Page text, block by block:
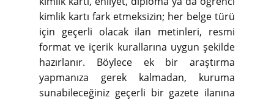
kimlik kartı fark etmeksizin; her belge türü
için geçerli olacak ilan metinleri, resmi
format ve içerik kurallarına uygun şekilde
hazırlanır. Böylece ek bir araştırma
yapmanıza gerek kalmadan, kuruma
sunabileceğiniz geçerli bir gazete ilanına